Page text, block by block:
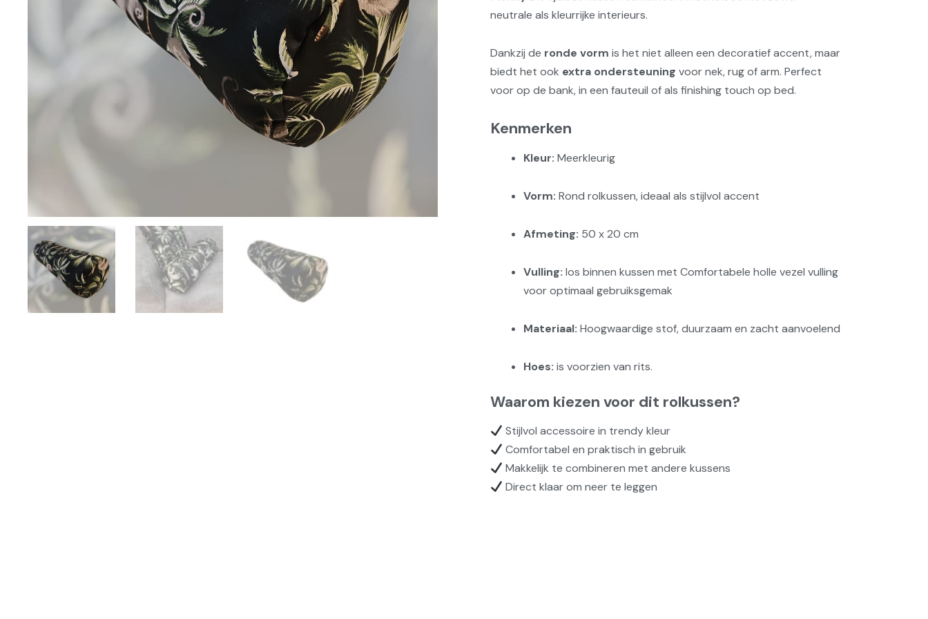
neutrale als kleurrijke interieurs.
Dankzij de ronde vorm is het niet alleen een decoratief accent, maar
biedt het ook extra ondersteuning voor nek, rug of arm. Perfect
voor op de bank, in een fauteuil of als finishing touch op bed.
Kenmerken
Kleur: Meerkleurig
Vorm: Rond rolkussen, ideaal als stijlvol accent
Afmeting: 50 x 20 cm
Vulling: los binnen kussen met Comfortabele holle vezel vulling
voor optimaal gebruiksgemak
Materiaal: Hoogwaardige stof, duurzaam en zacht aanvoelend
Hoes: is voorzien van rits.
Waarom kiezen voor dit rolkussen?
Stijlvol accessoire in trendy kleur
Comfortabel en praktisch in gebruik
Makkelijk te combineren met andere kussens
Direct klaar om neer te leggen